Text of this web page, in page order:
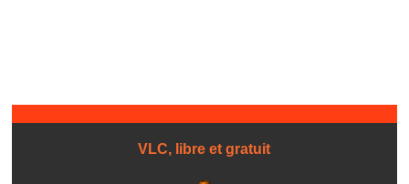
VLC, libre et gratuit